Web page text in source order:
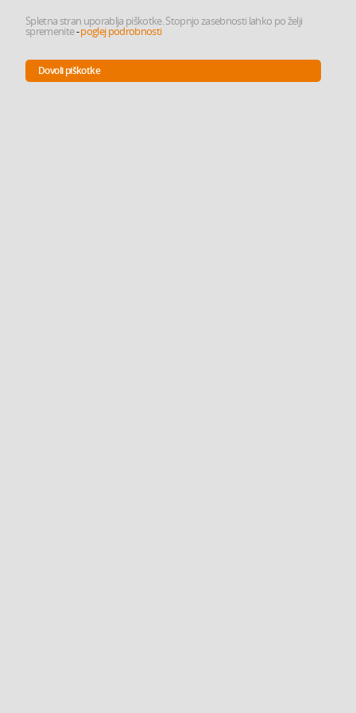
Spletna stran uporablja piškotke. Stopnjo zasebnosti lahko po želji
spremenite-poglej podrobnosti
Dovoli piškotke